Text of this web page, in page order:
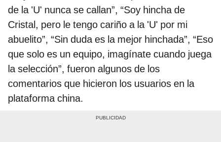
de la 'U' nunca se callan”, “Soy hincha de
Cristal, pero le tengo cariño a la 'U' por mi
abuelito”, “Sin duda es la mejor hinchada”, “Eso
que solo es un equipo, imagínate cuando juega
la selección”, fueron algunos de los
comentarios que hicieron los usuarios en la
plataforma china.